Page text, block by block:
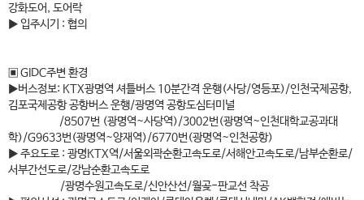
강화도어, 도어락
▶ 입주시기 : 협의
▣ GIDC주변 환경
▶버스정보: KTX광명역 셔틀버스 10분간격 운행(사당/영등포)/인천국제공항,
김포국제공항 공항버스 운행/광명역 공항도심터미널
/8507번 (광명역~사당역)/3002번(광명역~인천대학교공과대
학)/G9633번(광명역~양재역)/6770번(광명역~인천공항)
▶ 주요도로 : 광명KTX역/서울외곽순환고속도로/서해안고속도로/남부순환로/
서부간선도로/강남순환고속도로
/광명수원고속도로/신안산선/월곶-판교선 착공